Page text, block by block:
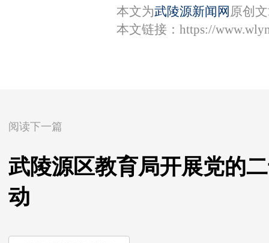
本文为武陵源新闻网 原创
本文链接： https://
阅读下一篇
武陵源区教育局开展党的
动